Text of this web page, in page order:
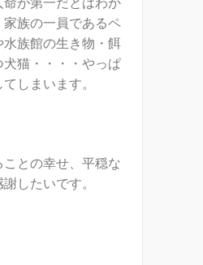
族の一員であるペ
族館の生き物・餌
猫・・・・やっぱ
しまいます。
との幸せ、平穏な
したいです。